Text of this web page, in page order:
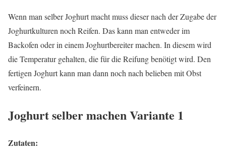
Wenn man selber Joghurt macht muss dieser nach der Zugabe der
Joghurtkulturen noch Reifen. Das kann man entweder im
Backofen oder in einem Joghurtbereiter machen. In diesem wird
die Temperatur gehalten, die für die Reifung benötigt wird. Den
fertigen Joghurt kann man dann noch nach belieben mit Obst
verfeinern.
Joghurt selber machen Variante 1
Zutaten: